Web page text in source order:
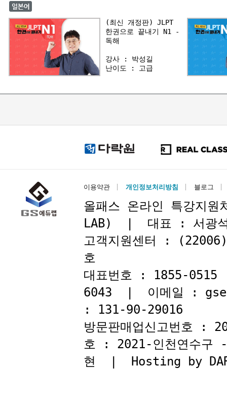
(최신 개정판) JLPT
한권으로 끝내기 N1 -
독해
강사 : 박성길
난이도 : 고급
이용약관 개인정보처리방침 블로그
올패스 온라인 특강지원
LAB) | 대표 : 서
고객지원센터 :
호
대표번호 : 1855-
6043 | 이메일 :
: 131-90-29016
방문판매업신고번호 :
호 : 2021-인천연수구
현 | Hosting by